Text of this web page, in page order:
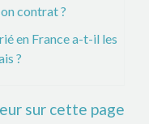
contrat ?
en France a-t-il les
?
sur cette page